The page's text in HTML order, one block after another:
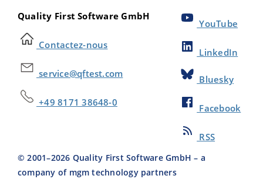
Quality First Software GmbH
Contactez-nous
service@qftest.com
+49 8171 38648-0
YouTube
LinkedIn
Bluesky
Facebook
RSS
© 2001–2026 Quality First Software GmbH – a
company of mgm technology partners